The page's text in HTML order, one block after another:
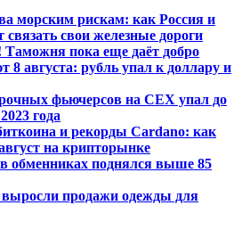
морским рискам: как Россия и
свои железные дороги
пока еще даёт добро
8 августа: рубль упал к доллару и
фьючерсов на CEX упал до
года
и рекорды Cardano: как
на крипторынке
обменниках поднялся выше 85
продажи одежды для